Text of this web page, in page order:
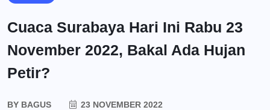
Cuaca Surabaya Hari Ini Rabu 23
November 2022, Bakal Ada Hujan
Petir?
BY BAGUS
23 NOVEMBER 2022